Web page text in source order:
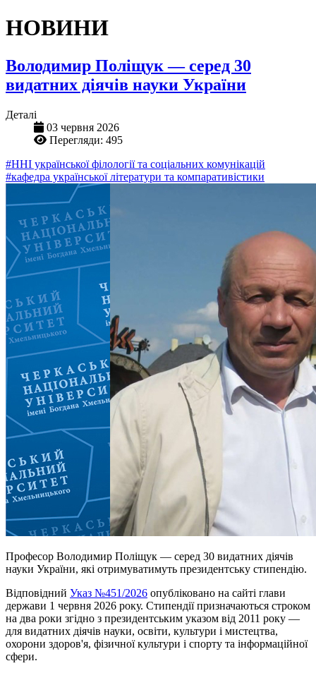
НОВИНИ
Володимир Поліщук — серед 30
видатних діячів науки України
Деталі
03 червня 2026
Перегляди: 495
#ННІ української філології та соціальних комунікацій
#кафедра української літератури та компаративістики
Професор Володимир Поліщук — серед 30 видатних діячів
науки України, які отримуватимуть президентську стипендію.
Відповідний Указ №451/2026 опубліковано на сайті глави
держави 1 червня 2026 року. Стипендії призначаються строком
на два роки згідно з президентським указом від 2011 року —
для видатних діячів науки, освіти, культури і мистецтва,
охорони здоров'я, фізичної культури і спорту та інформаційної
сфери.